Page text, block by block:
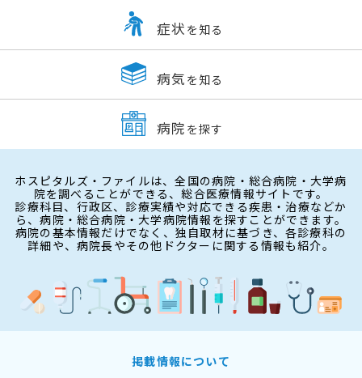
症状 を知る
病気 を知る
病院 を探す
ホスピタルズ・ファイルは、全国の病院・総合病院・大学病
院を調べることができる、総合医療情報サイトです。
診療科目、行政区、診療実績や対応できる疾患・治療などか
ら、病院・総合病院・大学病院情報を探すことができます。
病院の基本情報だけでなく、独自取材に基づき、各診療科の
詳細や、病院長やその他ドクターに関する情報も紹介。
掲載情報について